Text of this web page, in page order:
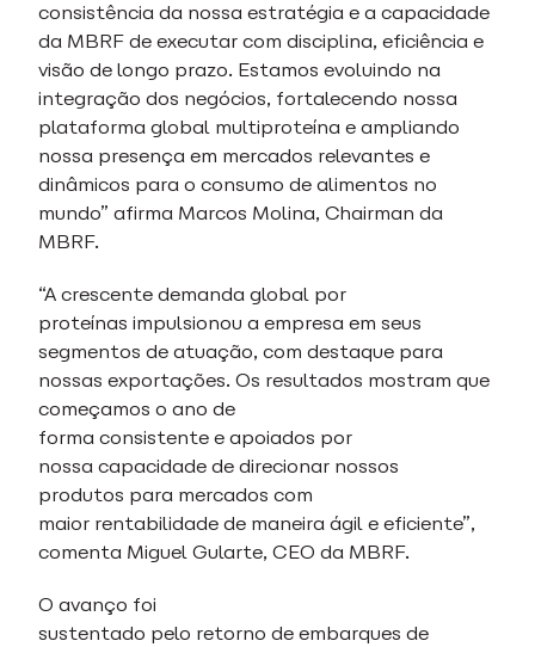
consistência da nossa estratégia e a capacidade
da MBRF de executar com disciplina, eficiência e
visão de longo prazo. Estamos evoluindo na
integração dos negócios, fortalecendo nossa
plataforma global multiproteína e ampliando
nossa presença em mercados relevantes e
dinâmicos para o consumo de alimentos no
mundo” afirma Marcos Molina, Chairman da
MBRF.
“A crescente demanda global por
proteínas impulsionou a empresa em seus
segmentos de atuação, com destaque para
nossas exportações. Os resultados mostram que
começamos o ano de
forma consistente e apoiados por
nossa capacidade de direcionar nossos
produtos para mercados com
maior rentabilidade de maneira ágil e eficiente”,
comenta Miguel Gularte, CEO da MBRF.
O avanço foi
sustentado pelo retorno de embarques de